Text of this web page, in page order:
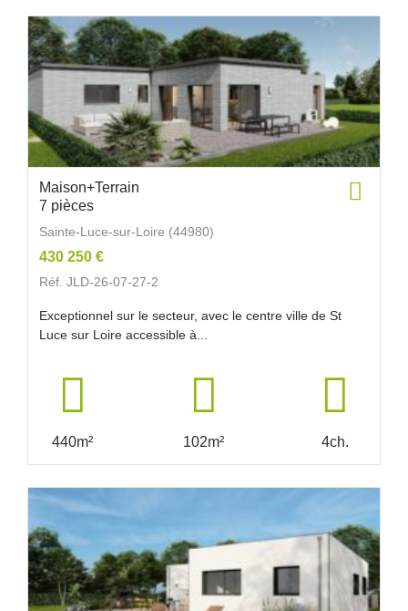
Maison+Terrain
7 pièces
Sainte-Luce-sur-Loire (44980)
430 250 €
Réf. JLD-26-07-27-2
Exceptionnel sur le secteur, avec le centre ville de St
Luce sur Loire accessible à...
440m² 102m² 4ch.